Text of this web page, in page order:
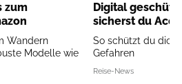
zum
Wandern
Modelle wie
Digital
sicherst du
So schützt du dich
Gefahren
Reise-News